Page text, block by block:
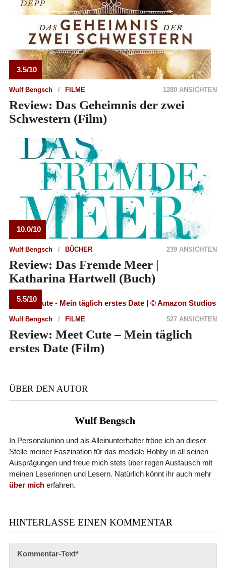
3.5/10
Wulf Bengsch FILME 1280 ANSICHTEN
Review: Das Geheimnis der zwei
Schwestern (Film)
10.0/10
Wulf Bengsch BÜCHER 239 ANSICHTEN
Review: Das Fremde Meer |
Katharina Hartwell (Buch)
5.5/10
Wulf Bengsch FILME 527 ANSICHTEN
Review: Meet Cute – Mein täglich
erstes Date (Film)
ÜBER DEN AUTOR
Wulf Bengsch
In Personalunion und als Alleinunterhalter fröne ich an dieser
Stelle meiner Faszination für das mediale Hobby in all seinen
Ausprägungen und freue mich stets über regen Austausch mit
meinen Leserinnen und Lesern. Natürlich könnt ihr auch mehr
über micherfahren.
HINTERLASSE EINEN KOMMENTAR